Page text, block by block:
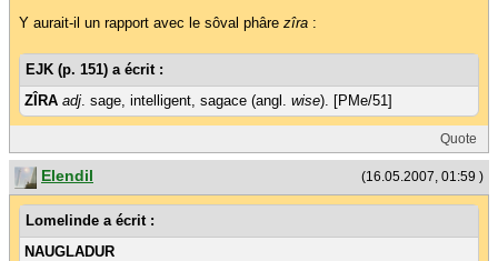
Y aurait-il un rapport avec le sôval phâre zîra :
EJK (p. 151) a écrit :
ZÎRA adj. sage, intelligent, sagace (angl. wise). [PMe/51]
Quote
(16.05.2007, 01:59 )
Elendil
Lomelinde a écrit :
NAUGLADUR